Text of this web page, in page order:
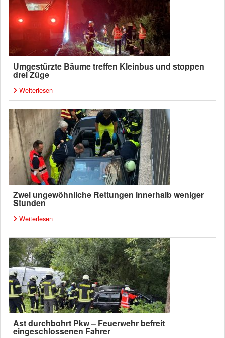
Umgestürzte Bäume treffen Kleinbus und stoppen
drei Züge
Weiterlesen
Zwei ungewöhnliche Rettungen innerhalb weniger
Stunden
Weiterlesen
Ast durchbohrt Pkw – Feuerwehr befreit
eingeschlossenen Fahrer